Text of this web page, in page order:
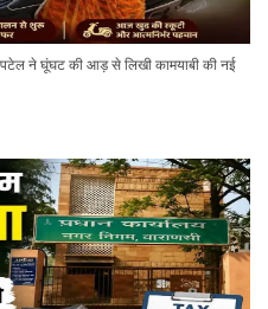
पटेल ने घूंघट की आड़ से लिखी कामयाबी की नई